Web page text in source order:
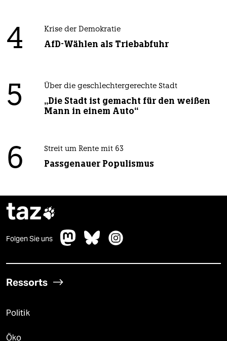
4 Krise der Demokratie
AfD-Wählen als Triebabfuhr
5 Über die geschlechtergerechte Stadt
„Die Stadt ist gemacht für den weißen
Mann in einem Auto“
6 Streit um Rente mit 63
Passgenauer Populismus
taz
Folgen Sie uns
Ressorts
Politik
Öko